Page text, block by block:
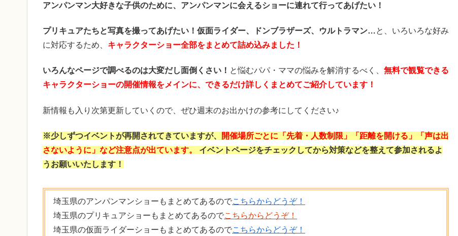
アンパンマン大好きな子供のために、アンパンマンに会えるショーに連れて行ってあげたい！
プリキュアたちと写真を撮ってあげたい！ 仮面ライダー、ドンブラザーズ、ウルトラマン…と、いろいろな好み
に対応するため、 キャラクターショー全部をまとめて詰め込みました！
いろんなページで調べるのは大変だし面倒くさい！ と悩むパパ・ママの悩みを解消するべく、 無料で観覧できる
キャラクターショーの開催情報をメインに、できるだけ詳しくまとめてご紹介しています！
新情報も入り次第更新していくので、ぜひ週末のお出かけの参考にしてください♪
※少しずつイベントが再開されてきていますが、
開催場所ごとに「先着・人数制限」「距離を開ける」「声は出
さないように」など注意点が出ています。 イベントページをチェックしてから対策などを整えて参加されるよ
うお願いいたします！
埼玉県のアンパンマンショーもまとめてあるのでこちらからどうぞ！
埼玉県のプリキュアショーもまとめてあるのでこちらからどうぞ！
埼玉県の仮面ライダーショーもまとめてあるのでこちらからどうぞ！